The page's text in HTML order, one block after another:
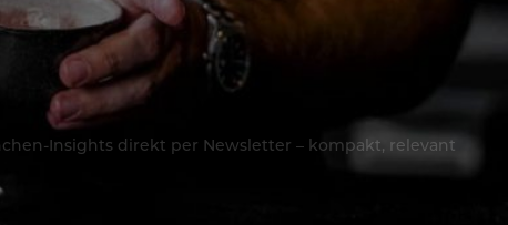
Insights direkt per Newsletter – kompakt, relevant